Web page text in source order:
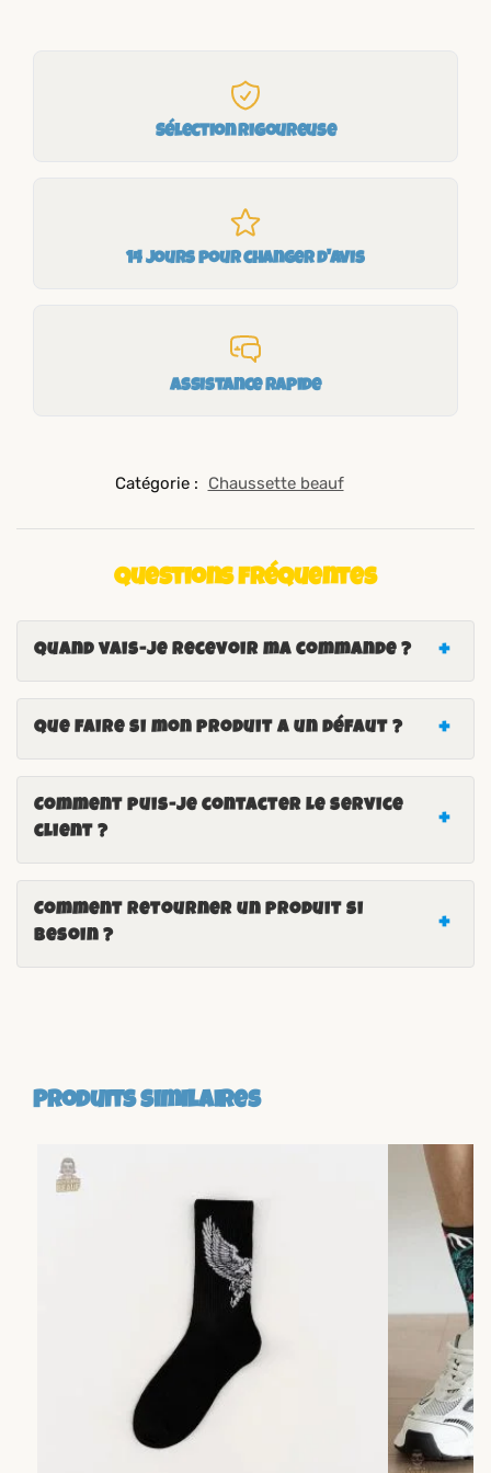
Sélection rigoureuse
14 jours pour changer d'avis
Assistance rapide
Catégorie : Chaussette beauf
Questions fréquentes
Quand vais-je recevoir ma commande ?
Que faire si mon produit a un défaut ?
Comment puis-je contacter le service
client ?
Comment retourner un produit si
besoin ?
Produits similaires